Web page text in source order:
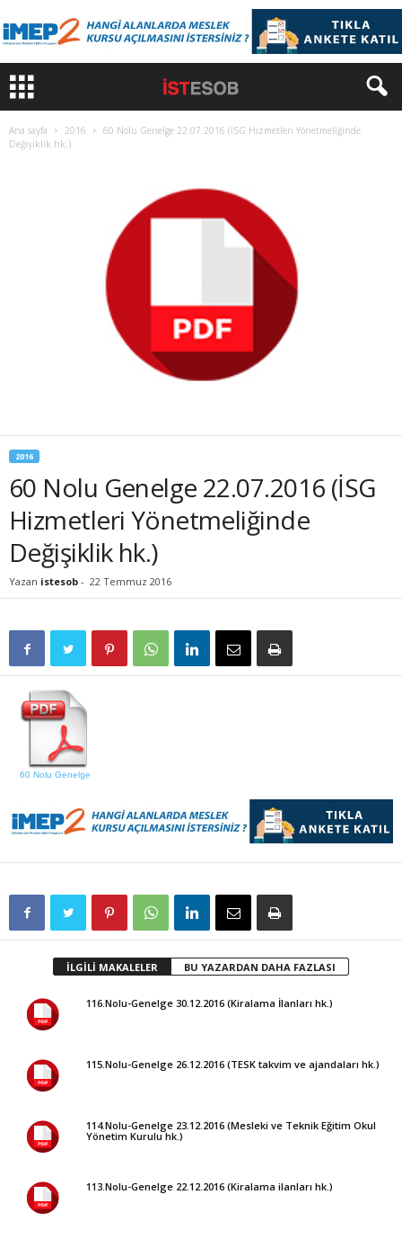
Ana sayfa 2016
60 Nolu Genelge 22.07.2016 (İSG Hizmetleri Yönetmeliğinde
Değişiklik hk.)
2016
60 Nolu Genelge 22.07.2016 (İSG
Hizmetleri Yönetmeliğinde
Değişiklik hk.)
Yazan istesob - 22 Temmuz 2016
60 Nolu Genelge
İLGİLİ MAKALELER BU YAZARDAN DAHA FAZLASI
116.Nolu-Genelge 30.12.2016 (Kiralama İlanları hk.)
115.Nolu-Genelge 26.12.2016 (TESK takvim ve ajandaları hk.)
114.Nolu-Genelge 23.12.2016 (Mesleki ve Teknik Eğitim Okul
Yönetim Kurulu hk.)
113.Nolu-Genelge 22.12.2016 (Kiralama ilanları hk.)